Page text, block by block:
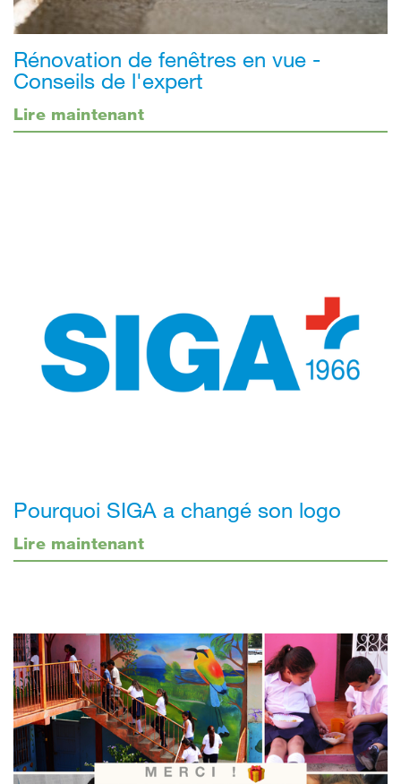
Rénovation de fenêtres en vue -
Conseils de l'expert
Lire maintenant
Pourquoi SIGA a changé son logo
Lire maintenant